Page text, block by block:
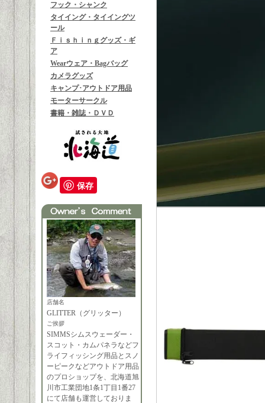
フック・シャンク
タイイング・タイイングツ
ール
Ｆｉｓｈｉｎｇグッズ・ギ
ア
Wearウェア・Bagバッグ
カメラグッズ
キャンプ･アウトドア用品
モーターサークル
書籍・雑誌・ＤＶＤ
保存
店舗名
GLITTER（グリッター）
ご挨拶
SIMMSシムスウェーダー・
スコット・カムパネラなどフ
ライフィッシング用品とスノ
ーピークなどアウトドア用品
のプロショップを、北海道旭
川市工業団地1条1丁目1番27
にて店舗も運営しておりま